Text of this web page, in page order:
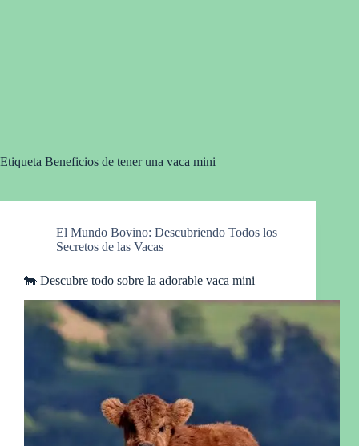
Etiqueta Beneficios de tener una vaca mini
El Mundo Bovino: Descubriendo Todos los
Secretos de las Vacas
🐄 Descubre todo sobre la adorable vaca mini